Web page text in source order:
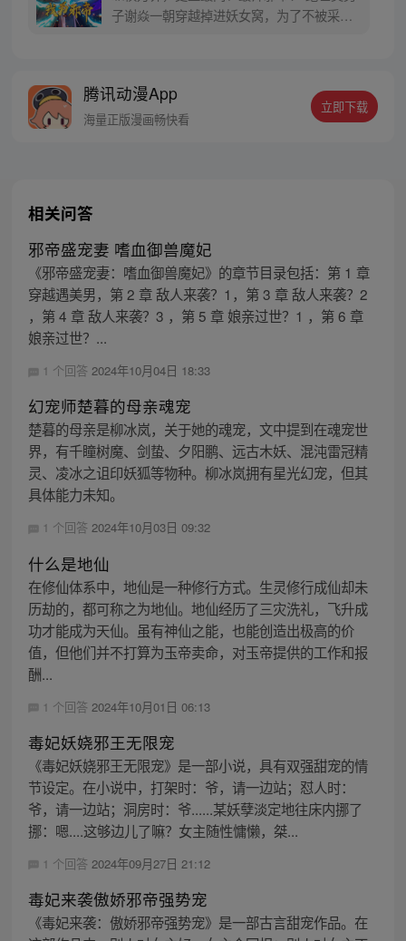
子谢焱一朝穿越掉进妖女窝，为了不被采补
QQ群：【我为邪帝】975576675
腾讯动漫App
海量正版漫画畅快看
立即下载
相关问答
邪帝盛宠妻 嗜血御兽魔妃
《邪帝盛宠妻：嗜血御兽魔妃》的章节目录包括：第 1 章
穿越遇美男，第 2 章 敌人来袭？1，第 3 章 敌人来袭？2
，第 4 章 敌人来袭？3 ，第 5 章 娘亲过世？1 ，第 6 章
娘亲过世？...
1 个回答 2024年10月04日 18:33
幻宠师楚暮的母亲魂宠
楚暮的母亲是柳冰岚，关于她的魂宠，文中提到在魂宠世
界，有千瞳树魔、剑蛰、夕阳鹏、远古木妖、混沌雷冠精
灵、凌冰之诅印妖狐等物种。柳冰岚拥有星光幻宠，但其
具体能力未知。
1 个回答 2024年10月03日 09:32
什么是地仙
在修仙体系中，地仙是一种修行方式。生灵修行成仙却未
历劫的，都可称之为地仙。地仙经历了三灾洗礼，飞升成
功才能成为天仙。虽有神仙之能，也能创造出极高的价
值，但他们并不打算为玉帝卖命，对玉帝提供的工作和报
酬...
1 个回答 2024年10月01日 06:13
毒妃妖娆邪王无限宠
《毒妃妖娆邪王无限宠》是一部小说，具有双强甜宠的情
节设定。在小说中，打架时：爷，请一边站；怼人时：
爷，请一边站；洞房时：爷......某妖孽淡定地往床内挪了
挪：嗯....这够边儿了嘛？女主随性慵懒，桀...
1 个回答 2024年09月27日 21:12
毒妃来袭傲娇邪帝强势宠
《毒妃来袭：傲娇邪帝强势宠》是一部古言甜宠作品。在